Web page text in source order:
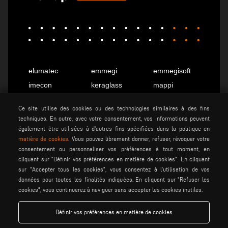
elumatec emmegi
emmegisoft
imecon
keraglass
mappi
stuga
stürtz
tekna
voilàp
voilàpdigital
Français info@tekna.it
be the change
Ce site utilise des cookies ou des technologies similaires à des fins
techniques. En outre, avec votre consentement, vos informations peuvent
également être utilisées à d'autres fins spécifiées dans la politique en
matière de cookies
. Vous pouvez librement donner, refuser, révoquer votre
consentement ou personnaliser vos préférences à tout moment, en
cliquant sur "Définir vos préférences en matière de cookies". En cliquant
sur "Accepter tous les cookies", vous consentez à l'utilisation de vos
données pour toutes les finalités indiquées. En cliquant sur "Refuser les
cookies", vous continuerez à naviguer sans accepter les cookies inutiles.
Définir vos préférences en matière de cookies